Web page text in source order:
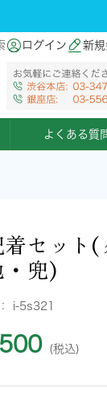
ログイン 新
よくある質
セット
・兜)
i-5s321
(税込)